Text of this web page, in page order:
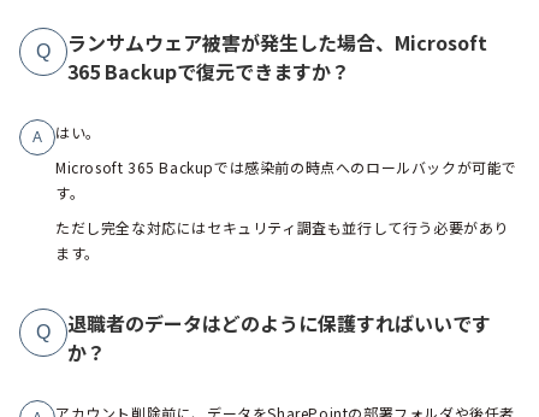
Q
ランサムウェア被害が発生した場合、Microsoft
365 Backupで復元できますか？
A
はい。
Microsoft 365 Backupでは感染前の時点へのロールバックが可能で
す。
ただし完全な対応にはセキュリティ調査も並行して行う必要があり
ます。
Q
退職者のデータはどのように保護すればいいです
か？
アカウント削除前に、データをSharePointの部署フォルダや後任者